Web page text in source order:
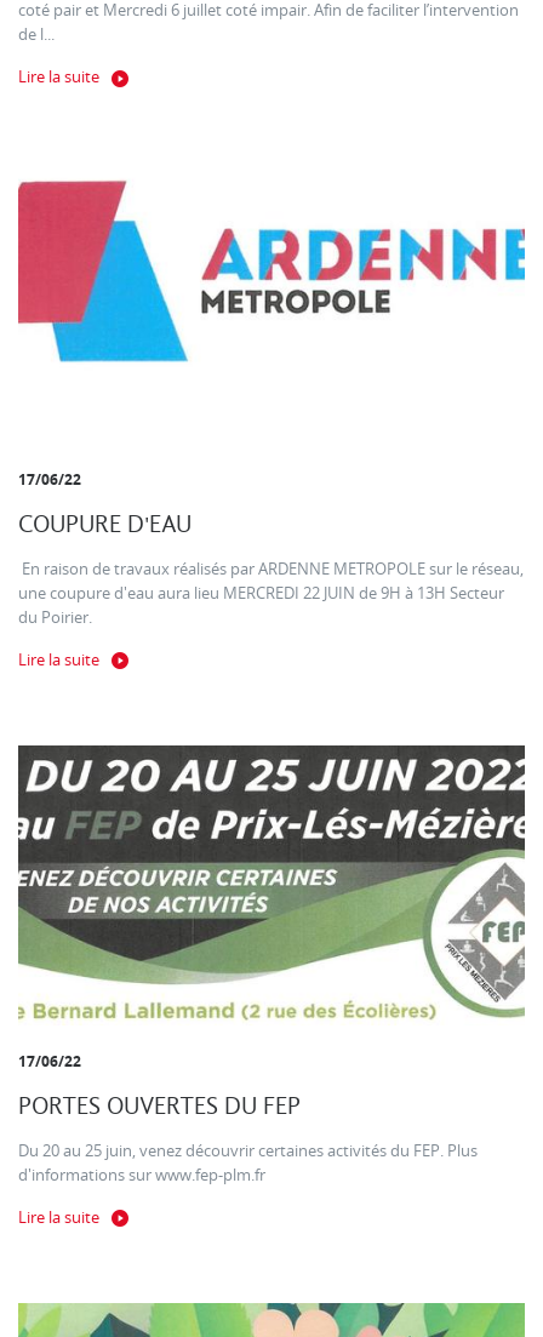
coté pair et Mercredi 6 juillet coté impair. Afin de faciliter l’intervention
de l...
Lire la suite
17/06/22
COUPURE D'EAU
En raison de travaux réalisés par ARDENNE METROPOLE sur le réseau,
une coupure d'eau aura lieu MERCREDI 22 JUIN de 9H à 13H Secteur
du Poirier.
Lire la suite
17/06/22
PORTES OUVERTES DU FEP
Du 20 au 25 juin, venez découvrir certaines activités du FEP. Plus
d'informations sur www.fep-plm.fr
Lire la suite